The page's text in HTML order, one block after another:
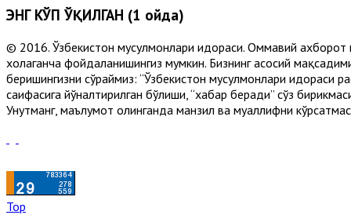
ЭНГ КЎП ЎҚИЛГАН (1 ойда)
© 2016. Ўзбекистон мусулмонлари идораси. Оммавий ахборот
хоҳлаганча фойдаланишингиз мумкин. Бизнинг асосий
беришингизни сўраймиз: “Ўзбекистон мусулмонлари идораси
саҳифасига йўналтирилган бўлиши, “хабар беради” сўз
Унутманг, маълумот олинганда манзил ва муаллифни
Top